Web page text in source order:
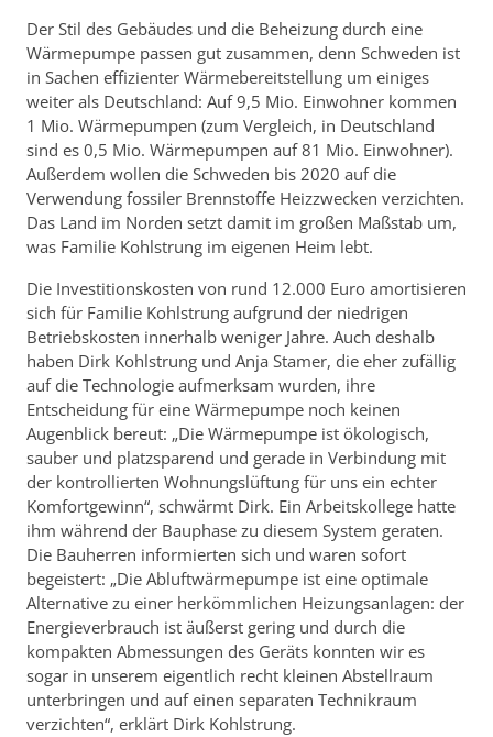
Der Stil des Gebäudes und die Beheizung durch eine
Wärmepumpe passen gut zusammen, denn Schweden ist
in Sachen effizienter Wärmebereitstellung um einiges
weiter als Deutschland: Auf 9,5 Mio. Einwohner kommen
1 Mio. Wärmepumpen (zum Vergleich, in Deutschland
sind es 0,5 Mio. Wärmepumpen auf 81 Mio. Einwohner).
Außerdem wollen die Schweden bis 2020 auf die
Verwendung fossiler Brennstoffe Heizzwecken verzichten.
Das Land im Norden setzt damit im großen Maßstab um,
was Familie Kohlstrung im eigenen Heim lebt.
Die Investitionskosten von rund 12.000 Euro amortisieren
sich für Familie Kohlstrung aufgrund der niedrigen
Betriebskosten innerhalb weniger Jahre. Auch deshalb
haben Dirk Kohlstrung und Anja Stamer, die eher zufällig
auf die Technologie aufmerksam wurden, ihre
Entscheidung für eine Wärmepumpe noch keinen
Augenblick bereut: „Die Wärmepumpe ist ökologisch,
sauber und platzsparend und gerade in Verbindung mit
der kontrollierten Wohnungslüftung für uns ein echter
Komfortgewinn“, schwärmt Dirk. Ein Arbeitskollege hatte
ihm während der Bauphase zu diesem System geraten.
Die Bauherren informierten sich und waren sofort
begeistert: „Die Abluftwärmepumpe ist eine optimale
Alternative zu einer herkömmlichen Heizungsanlagen: der
Energieverbrauch ist äußerst gering und durch die
kompakten Abmessungen des Geräts konnten wir es
sogar in unserem eigentlich recht kleinen Abstellraum
unterbringen und auf einen separaten Technikraum
verzichten“, erklärt Dirk Kohlstrung.